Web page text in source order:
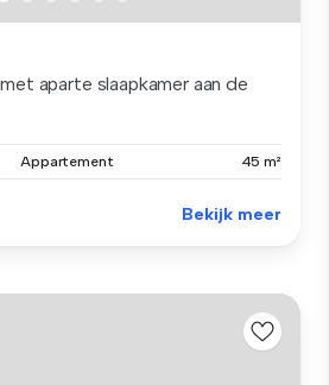
aparte slaapkamer aan de
Appartement 45 m²
Bekijk meer